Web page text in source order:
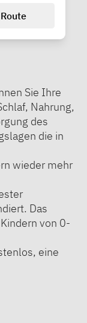
Route
Sie Ihre
Nahrung,
des
die in
wieder mehr
Das
von 0-
eine